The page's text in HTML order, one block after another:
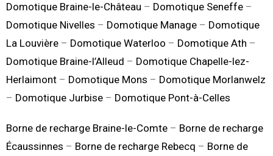
Domotique Braine-le-Château – Domotique Seneffe –
Domotique Nivelles – Domotique Manage – Domotique
La Louvière – Domotique Waterloo – Domotique Ath –
Domotique Braine-l’Alleud – Domotique Chapelle-lez-
Herlaimont – Domotique Mons – Domotique Morlanwelz
– Domotique Jurbise – Domotique Pont-à-Celles
Borne de recharge Braine-le-Comte – Borne de recharge
Écaussinnes – Borne de recharge Rebecq – Borne de